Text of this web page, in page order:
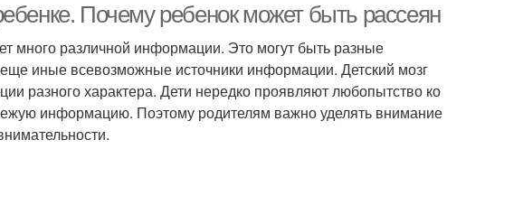
Почему ребенок может быть рассеян
много различной информации. Это могут быть разные
иные всевозможные источники информации. Детский мозг
разного характера. Дети нередко проявляют любопытство ко
информацию. Поэтому родителям важно уделять внимание